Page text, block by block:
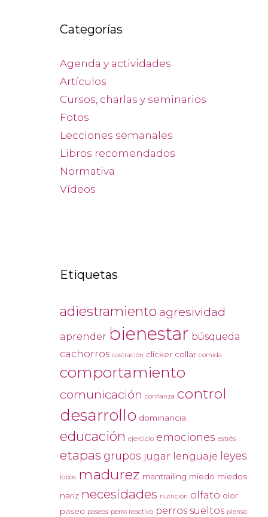
Categorías
Agenda y actividades
Artículos
Cursos, charlas y seminarios
Fotos
Lecciones semanales
Libros recomendados
Normativa
Vídeos
Etiquetas
adiestramiento agresividad
aprender bienestar búsqueda
cachorros castración clicker collar comida
comportamiento
comunicación confianza control
desarrollo dominancia
educación ejercicio emociones estrés
etapas grupos jugar lenguaje leyes
lobos madurez mantrailing miedo miedos
nariz necesidades nutrición olfato olor
paseo paseos perro reactivo perros sueltos pienso